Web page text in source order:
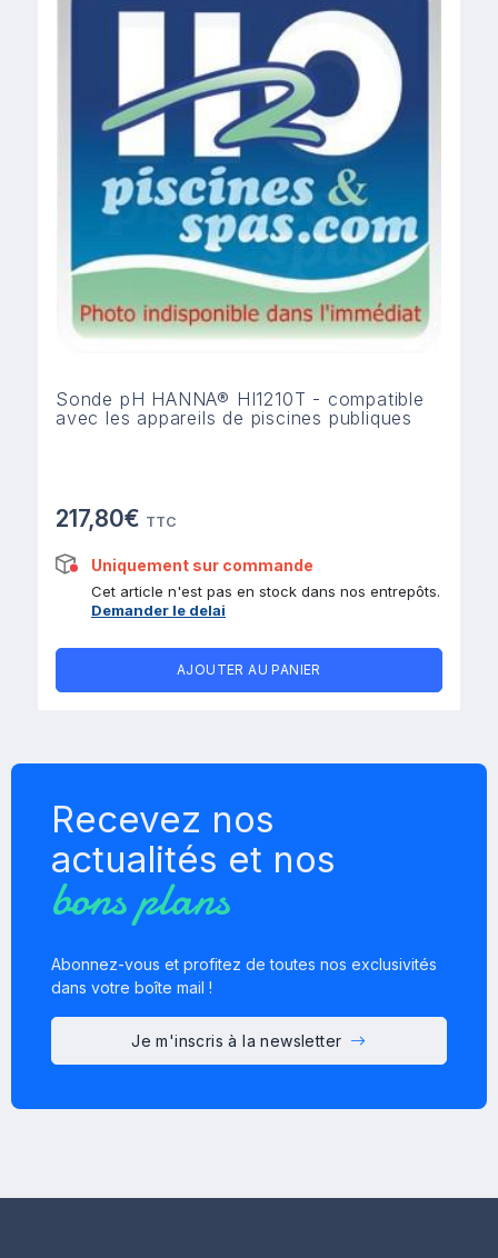
Sonde pH HANNA® HI1210T - compatible
avec les appareils de piscines publiques
217,80€ TTC
Uniquement sur commande
Cet article n'est pas en stock dans nos entrepôts.
Demander le delai
AJOUTER AU PANIER
Recevez nos
actualités et nos
bons plans
Abonnez-vous et profitez de toutes nos exclusivités
dans votre boîte mail !
Je m'inscris à la newsletter